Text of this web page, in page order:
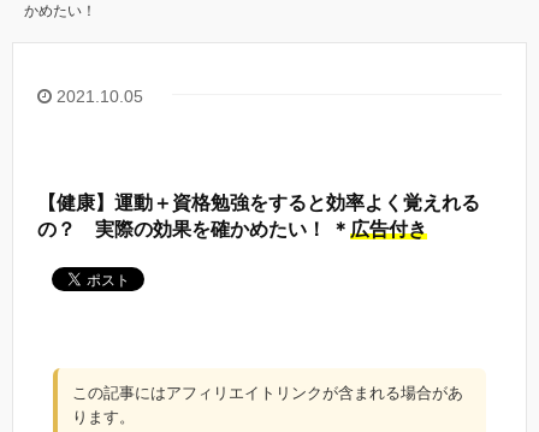
かめたい！
2021.10.05
【健康】運動＋資格勉強をすると効率よく覚えれる
の？ 実際の効果を確かめたい！ ＊ 広告付き
この記事にはアフィリエイトリンクが含まれる場合があ
ります。